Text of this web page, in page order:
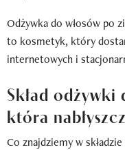
Odżywka do włosów po
to kosmetyk, który
internetowych i
Skład odżywki
która
Co znajdziemy w